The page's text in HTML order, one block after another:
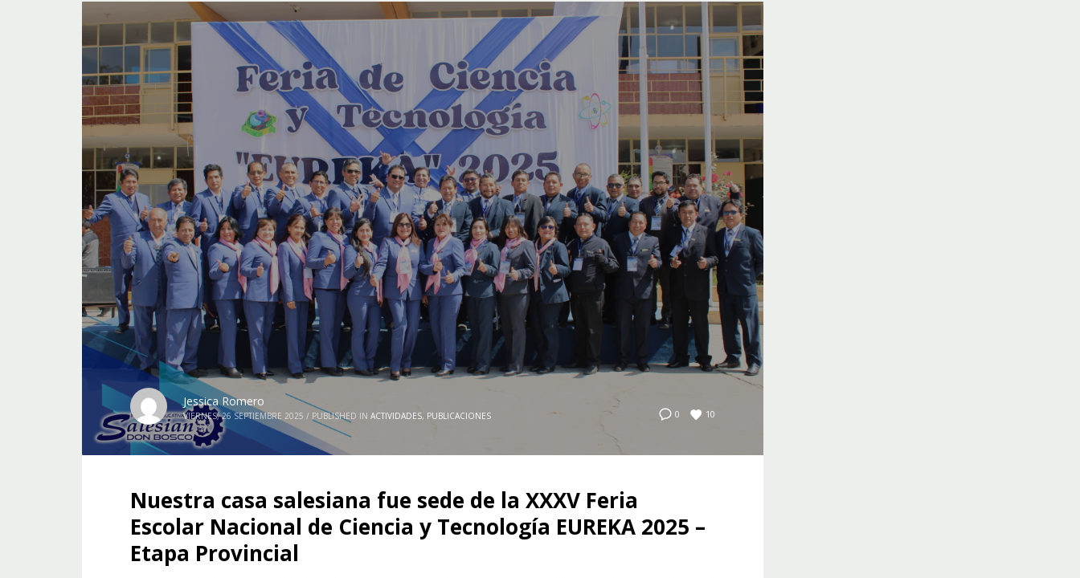
0 10
Jessica Romero
VIERNES, 26 SEPTIEMBRE 2025 / PUBLISHED IN ACTIVIDADES, PUBLICACIONES
Nuestra casa salesiana fue sede de la XXXV Feria
Escolar Nacional de Ciencia y Tecnología EUREKA 2025 –
Etapa Provincial